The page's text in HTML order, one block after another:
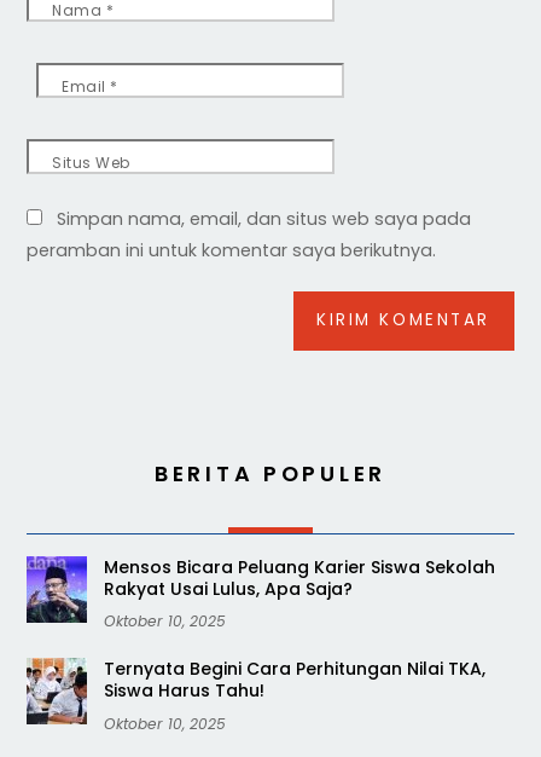
Nama *
Email *
Situs Web
Simpan nama, email, dan situs web saya pada
peramban ini untuk komentar saya berikutnya.
BERITA POPULER
Mensos Bicara Peluang Karier Siswa Sekolah
Rakyat Usai Lulus, Apa Saja?
Oktober 10, 2025
Ternyata Begini Cara Perhitungan Nilai TKA,
Siswa Harus Tahu!
Oktober 10, 2025